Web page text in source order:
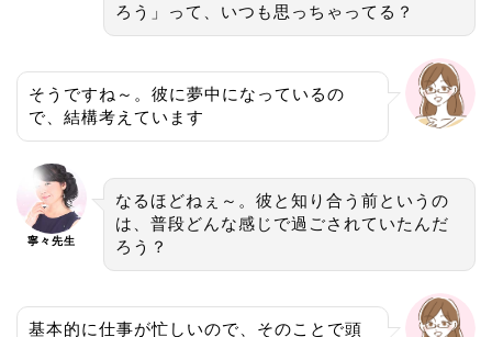
ろう」って、いつも思っちゃってる？
そうですね～。彼に夢中になっているの
で、結構考えています
寧々先生
なるほどねぇ～。彼と知り合う前というの
は、普段どんな感じで過ごされていたんだ
ろう？
基本的に仕事が忙しいので、そのことで頭